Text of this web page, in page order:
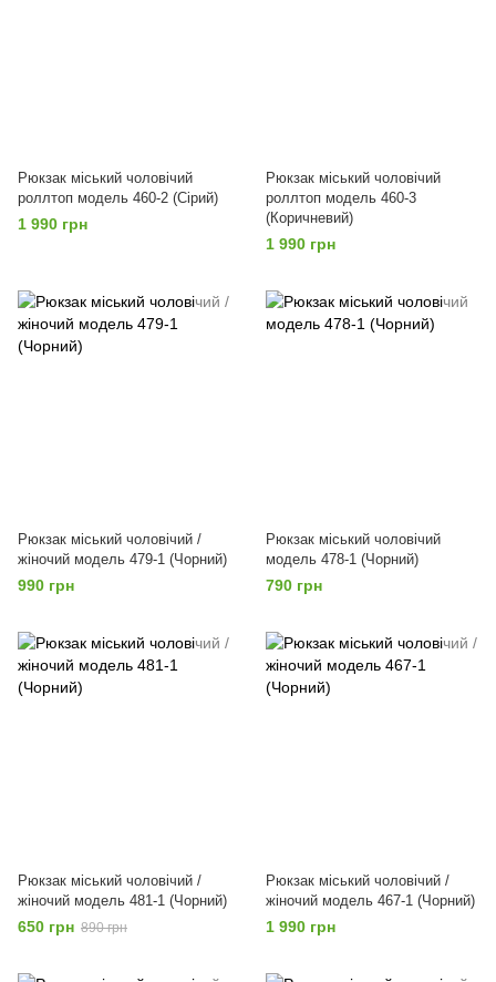
Рюкзак міський чоловічий
роллтоп модель 460-2 (Сірий)
1 990 грн
Рюкзак міський чоловічий
роллтоп модель 460-3
(Коричневий)
1 990 грн
Рюкзак міський чоловічий /
жіночий модель 479-1 (Чорний)
990 грн
Рюкзак міський чоловічий
модель 478-1 (Чорний)
790 грн
Рюкзак міський чоловічий /
жіночий модель 481-1 (Чорний)
650 грн 890 грн
Рюкзак міський чоловічий /
жіночий модель 467-1 (Чорний)
1 990 грн